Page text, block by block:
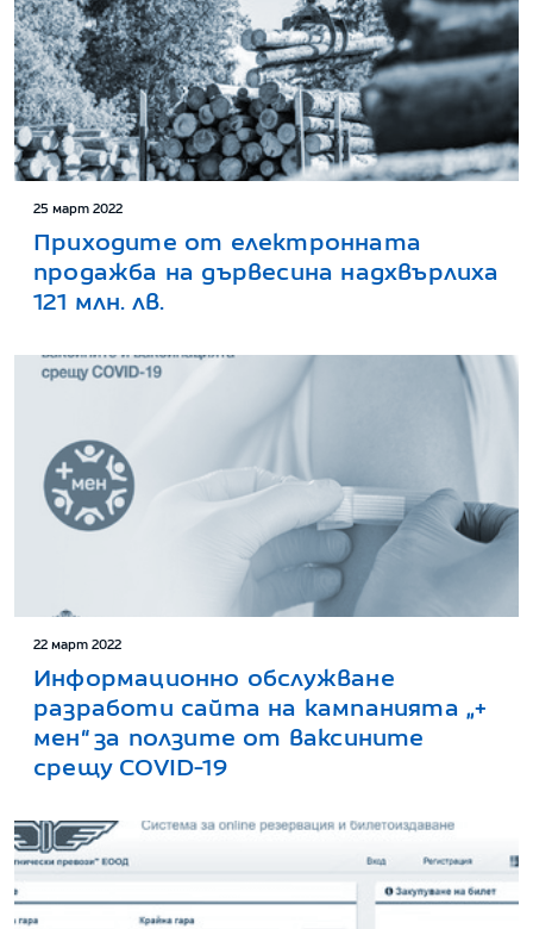
25 март 2022
Приходите от електронната
продажба на дървесина надхвърлиха
121 млн. лв.
22 март 2022
Информационно обслужване
разработи сайта на кампанията „+
мен“ за ползите от ваксините
срещу COVID-19